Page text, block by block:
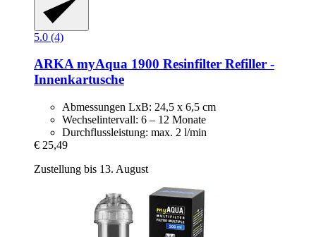
5.0 (4)
ARKAmyAqua 1900 Resinfilter Refiller -​
Innenkartusche
Abmessungen LxB: 24,5 x 6,5 cm
Wechselintervall: 6 – 12 Monate
Durchflussleistung: max. 2 l/min
€ 25,49
Zustellung bis 13. August